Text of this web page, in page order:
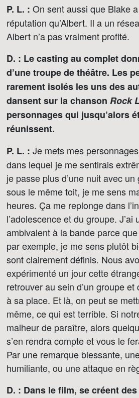
P. L. : On sent aussi que Blake
réputation qu’Albert. Il a un
Albert n’a pas vraiment profité.
D. : Le casting au complet
d’une troupe de théâtre. Les
rarement isolés les uns des
dansent sur la chanson Rock
personnages qui jusqu’alors
réunissent.
P. L. : Je mets mes
dans lequel je me sentirais
je passe plus d’une nuit avec
sous le même toit, je me sens
heures. Ça me replonge dans
l’adolescence et du groupe. J’ai
ambivalent à la bande parce
par exemple, je me sens plutôt
sont clairement définis. Nous
expérimenté un jour cette
retrouver au sein d’un groupe
à sa place. Et là, on peut se
même, ce qui est terrible. Si
malheur de paraître, alors
s’en rendra compte et vous le
Par une remarque blessante,
humiliante, ou une attaque en
D. : Dans le film, se créent